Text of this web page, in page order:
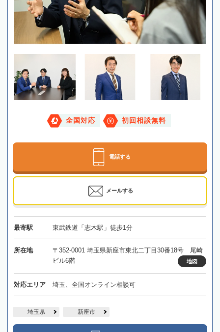
全国対応 初回相談無料
電話する
メールする
最寄駅 東武鉄道「志木駅」徒歩1分
所在地
〒352-0001 埼玉県新座市東北二丁目30番18号 尾崎
ビル6階
地図
対応エリア 埼玉、全国オンライン相談可
埼玉県 新座市